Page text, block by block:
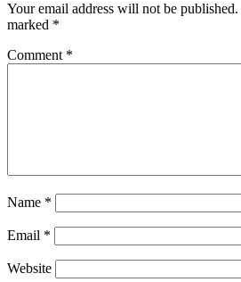
Your email address will not be published.
marked *
Comment *
Name *
Email *
Website